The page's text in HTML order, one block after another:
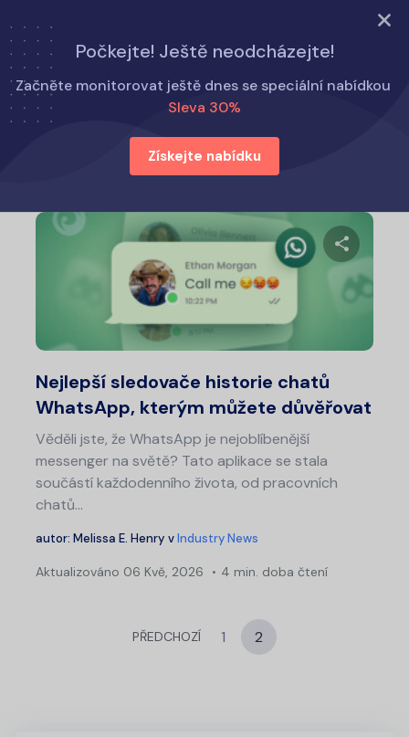
VYZKOUŠET NYNÍ
Počkejte! Ještě neodcházejte!
Začněte monitorovat ještě dnes se speciální nabídkou
Sleva 30%
Získejte nabídku
Domů Novinky z oboru
Novinky z oboru
Sdílet
Nejlepší sledovače historie chatů
WhatsApp, kterým můžete důvěřovat
Věděli jste, že WhatsApp je nejoblíbenější
messenger na světě? Tato aplikace se stala
součástí každodenního života, od pracovních
chatů...
autor: Melissa E. Henry vIndustry News
Aktualizováno 06 Kvě, 2026 4 min. doba čtení
PŘEDCHOZÍ 1 2